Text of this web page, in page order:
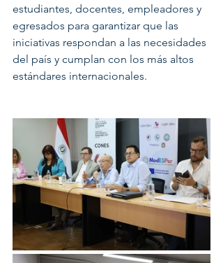
estudiantes, docentes, empleadores y
egresados para garantizar que las
iniciativas respondan a las necesidades
del país y cumplan con los más altos
estándares internacionales.